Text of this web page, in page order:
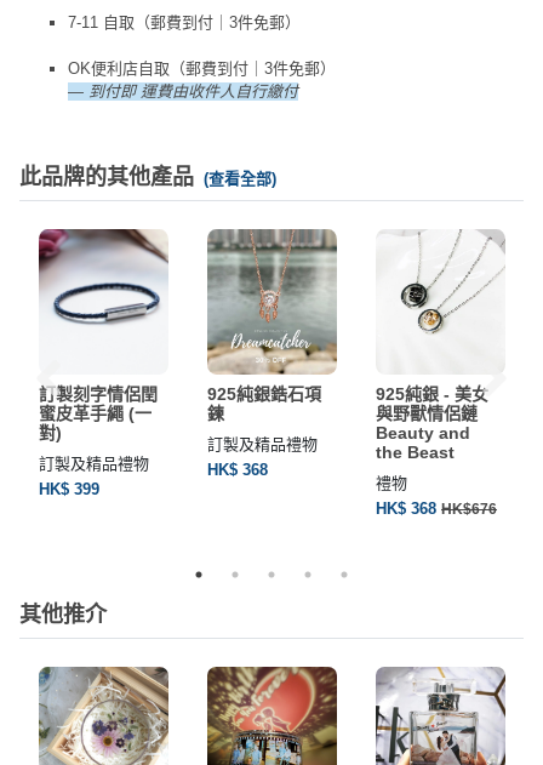
7-11 自取（郵費到付｜3件免郵）
OK便利店自取（郵費到付｜3件免郵）
— 到付即 運費由收件人自行繳付
此品牌的其他產品 (查看全部)
訂製刻字情侶閏
蜜皮革手繩 (一
對)
訂製及精品禮物
HK$ 399
925純銀鋯石項
鍊
訂製及精品禮物
HK$ 368
925純銀 - 美女
與野獸情侶鏈
Beauty and
the Beast
禮物
HK$ 368 HK$676
其他推介